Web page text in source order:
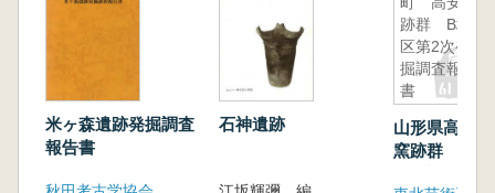
米ヶ森遺跡発掘調査
報告書
石神遺跡
跡群 B地
区第2次発
掘調査報告
書
山形県高畠
窯跡群 B地